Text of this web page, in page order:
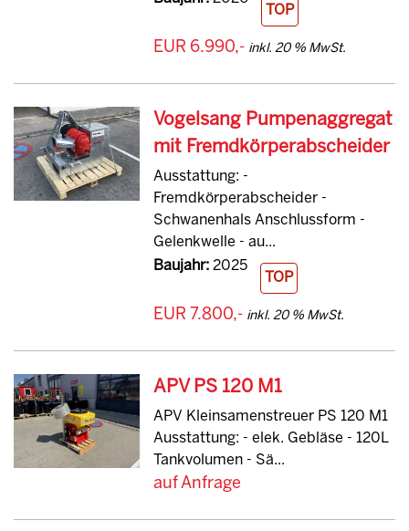
TOP
EUR 6.990,- inkl. 20 % MwSt.
Vogelsang Pumpenaggregat
mit Fremdkörperabscheider
Ausstattung: -
Fremdkörperabscheider -
Schwanenhals Anschlussform -
Gelenkwelle - au...
Baujahr:2025
TOP
EUR 7.800,- inkl. 20 % MwSt.
APV PS 120 M1
APV Kleinsamenstreuer PS 120 M1
Ausstattung: - elek. Gebläse - 120L
Tankvolumen - Sä...
auf Anfrage